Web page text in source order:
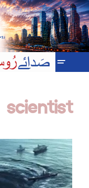
scientist